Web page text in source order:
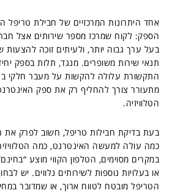
אחד היתרונות המרכזיים של חבילת טריפל
הספק: לקוח שמרכז מספר שירותים אצל
בעל ערך גבוה יותר, ולעיתים זוכה להצעות
תנאי שירות משופרים. מנגד, תלות בספק
התקשורת עלולה להקשות על מעבר חלקי
מתעורר צורך להחליף רק את ספק
הטלוויזיה.
בעת בדיקת חבילות טריפל, חשוב לפרק את
כמה עולה למעשה האינטרנט, כמה
במקרים מסוימים, הטלפון הקווי מוצע
או בעלויות נוספות לשירותים נלווים. יש
הטריפל מובטח לטווח ארוך, או שמדובר